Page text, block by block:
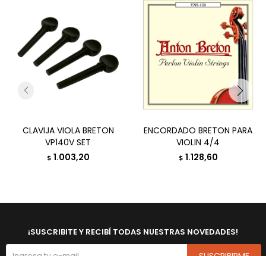
CLAVIJA VIOLA BRETON
VP140V SET
$ 1.003,20
ENCORDADO BRETON PARA
VIOLIN 4/4
$ 1.128,60
¡SUSCRIBITE Y RECIBÍ TODAS NUESTRAS NOVEDADES!